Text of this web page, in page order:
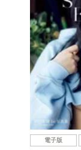
電子版